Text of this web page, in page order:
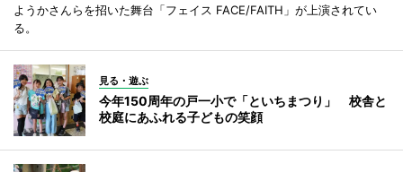
ようかさんらを招いた舞台「フェイス FACE/FAITH」が上演されてい
る。
見る・遊ぶ
今年150周年の戸一小で「といちまつり」 校舎と
校庭にあふれる子どもの笑顔